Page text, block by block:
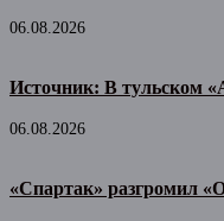
06.08.2026
Источник: В тульском
06.08.2026
«Спартак» разгромил